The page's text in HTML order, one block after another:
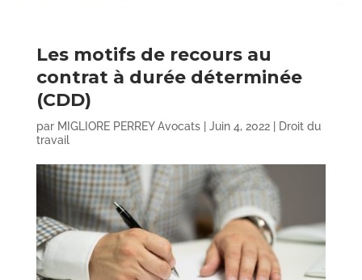
Les motifs de recours au
contrat à durée déterminée
(CDD)
par MIGLIORE PERREY Avocats| Juin 4, 2022|
Droit du
travail